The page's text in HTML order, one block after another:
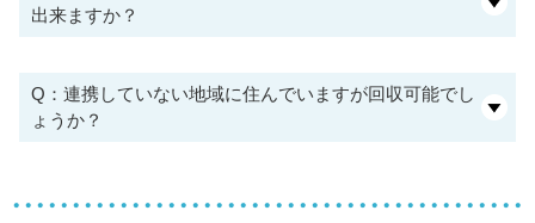
出来ますか？
Q：連携していない地域に住んでいますが回収可能でし
ょうか？